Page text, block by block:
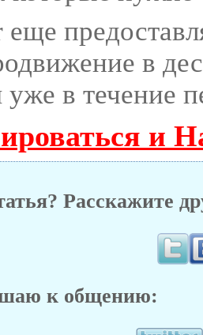
еще
в
уже в течение
и
Расскажите
к общению: